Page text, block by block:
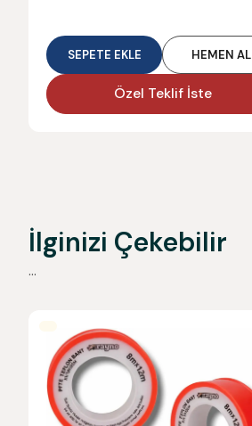
SEPETE EKLE HEMEN AL
Özel Teklif İste
İlginizi Çekebilir
...